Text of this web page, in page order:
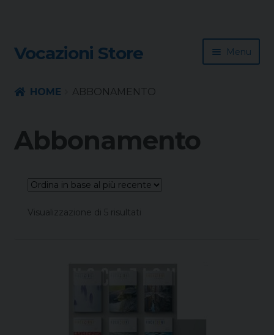
Skip
to
Skip
to
Vocazioni Store Menu
Sussidio
Contatti
HOME ABBONAMENTO
Abbonamento
Visualizzazione di 5 risultati